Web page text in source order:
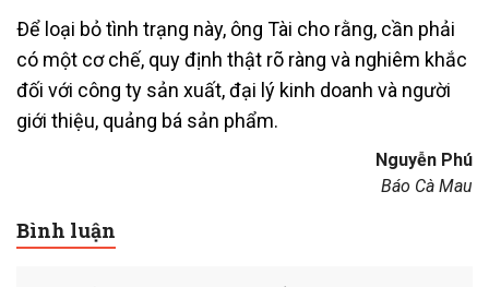
Ðể loại bỏ tình trạng này, ông Tài cho rằng, cần phải
có một cơ chế, quy định thật rõ ràng và nghiêm khắc
đối với công ty sản xuất, đại lý kinh doanh và người
giới thiệu, quảng bá sản phẩm.
Nguyễn Phú
Báo Cà Mau
Bình luận